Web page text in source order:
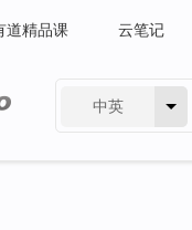
道精品课 云笔记
中英